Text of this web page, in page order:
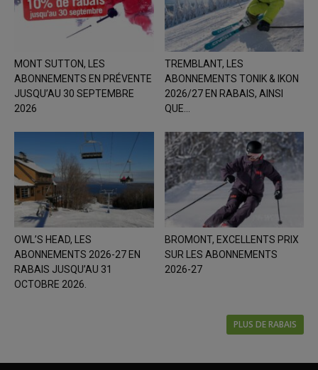
MONT SUTTON, LES
ABONNEMENTS EN PRÉVENTE
JUSQU’AU 30 SEPTEMBRE
2026
TREMBLANT, LES
ABONNEMENTS TONIK & IKON
2026/27 EN RABAIS, AINSI
QUE...
OWL’S HEAD, LES
ABONNEMENTS 2026-27 EN
RABAIS JUSQU’AU 31
OCTOBRE 2026.
BROMONT, EXCELLENTS PRIX
SUR LES ABONNEMENTS
2026-27
PLUS DE RABAIS